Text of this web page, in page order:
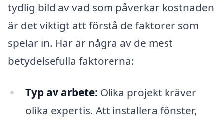
tydlig bild av vad som påverkar kostnaden
är det viktigt att förstå de faktorer som
spelar in. Här är några av de mest
betydelsefulla faktorerna:
Typ av arbete: Olika projekt kräver
olika expertis. Att installera fönster,